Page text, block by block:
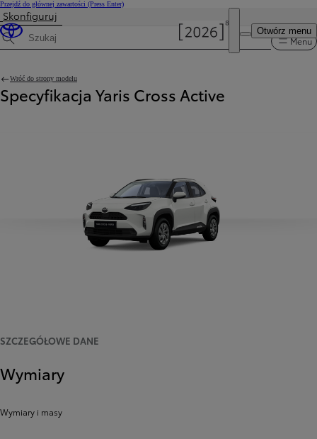
Przejdź do głównej zawartości (Press Enter)
Otwórz menu
Skonfiguruj
Wyszukaj dane techniczne Menu
Wróć do strony modelu
Specyfikacja Yaris Cross Active
SZCZEGÓŁOWE DANE
Wymiary
Wymiary i masy